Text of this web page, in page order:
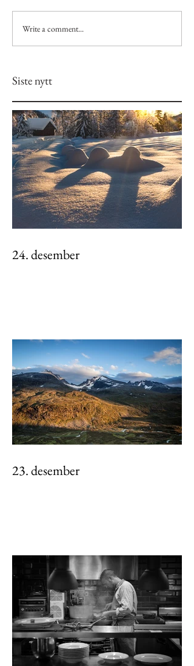
Siste nytt
Write a comment...
24. desember
23. desember